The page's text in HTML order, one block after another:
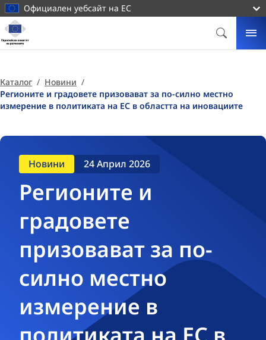
основното
съдържание
Официален уебсайт на ЕС
Начална
страница
Европейски
на
регионите
ТЪРСИ
Каталог
Новини
Регионите и градовете призовават за по-силно местно
измерение в политиката на ЕС в областта на иновациите
Новини 24 Април 2026
Регионите и
градовете
призовават за по-
силно местно
измерение в